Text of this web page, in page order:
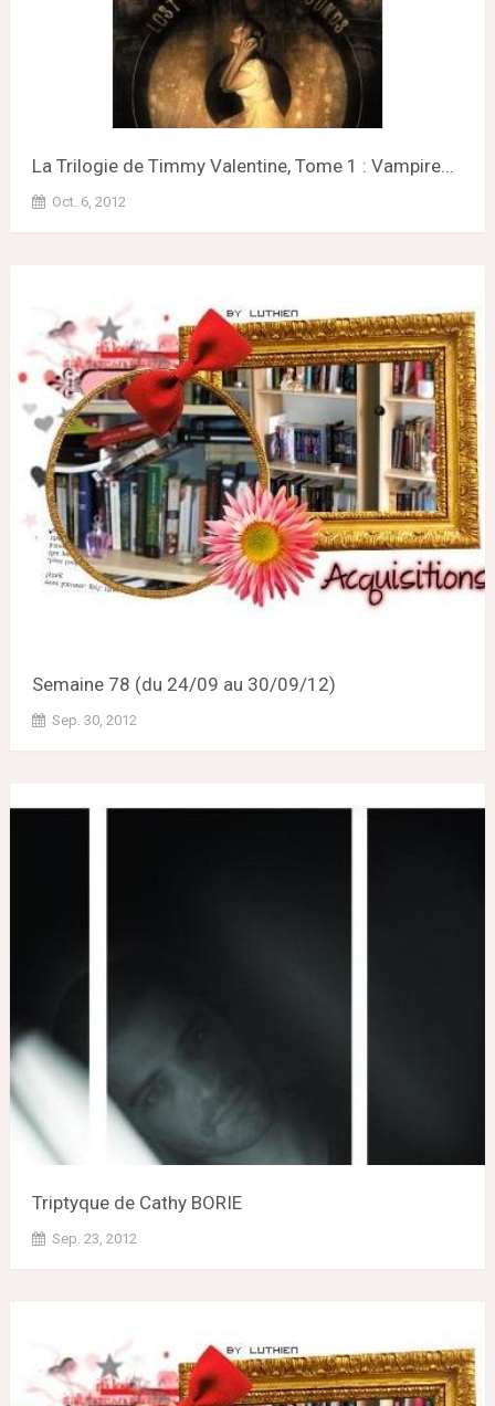
La Trilogie de Timmy Valentine, Tome 1 : Vampire...
Oct. 6, 2012
Semaine 78 (du 24/09 au 30/09/12)
Sep. 30, 2012
Triptyque de Cathy BORIE
Sep. 23, 2012